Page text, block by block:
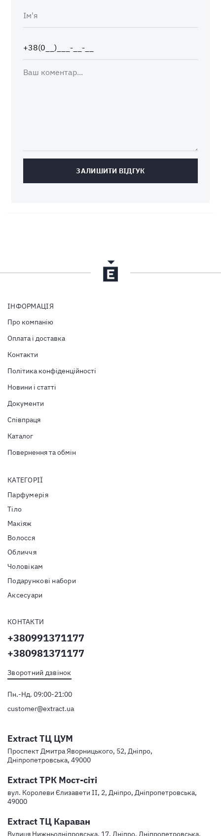
ЗАЛИШИТИ ВІДГУК
ІНФОРМАЦІЯ
Про компанію
Оплата і доставка
Контакти
Політика конфіденційності
Новини і статті
Документи
Співпраця
Каталог
Повернення та обмін
КАТЕГОРІЇ
Парфумерія
Тiло
Макіяж
Волосся
Обличчя
Чоловікам
Подарункові набори
Аксесуари
КОНТАКТИ
+380991371177
+380981371177
Зворотний дзвінок
Пн.-Нд. 09:00-21:00
customer@extract.ua
Extract ТЦ ЦУМ
Проспект Дмитра Яворницького, 52, Дніпро,
Дніпропетровська, 49000
Extract ТРК Мост-сіті
вул. Королеви Єлизавети ІІ, 2, Дніпро, Дніпропетровська,
49000
Extract ТЦ Караван
Вулиця Нижньодніпровська, 17, Дніпро, Дніпропетровська,